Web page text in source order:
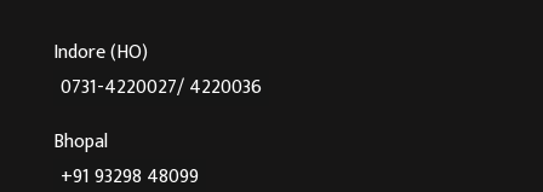
Indore (HO)
0731-4220027/ 4220036
Bhopal
+91 93298 48099